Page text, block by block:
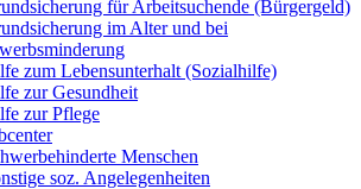
für Arbeitsuchende (Bürgergeld)
im Alter und bei
zum Lebensunterhalt (Sozialhilfe)
zur Gesundheit
zur Pflege
Menschen
soz. Angelegenheiten